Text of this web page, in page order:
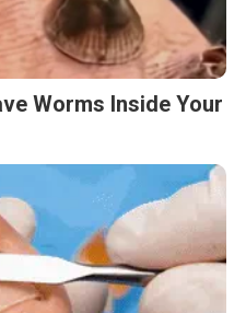
Worms Inside Your